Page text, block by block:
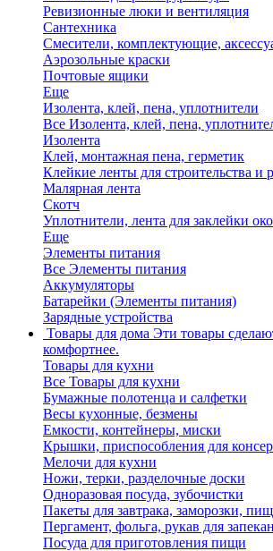
Ревизионные люки и вентиляция
Сантехника
Смесители, комплектующие,
Аэрозольные краски
Почтовые ящики
Еще
Изолента, клей, пена, уплотнители
Все Изолента, клей, пена,
Изолента
Клей, монтажная пена, герметик
Клейкие ленты для строительства и
Малярная лента
Скотч
Уплотнители, лента для заклейки
Еще
Элементы питания
Все Элементы питания
Аккумуляторы
Батарейки (Элементы питания)
Зарядные устройства
Товары для дома Эти товары
комфортнее.
Товары для кухни
Все Товары для кухни
Бумажные полотенца и салфетки
Весы кухонные, безмены
Емкости, контейнеры, миски
Крышки, приспособления для
Мелочи для кухни
Ножи, терки, разделочные доски
Одноразовая посуда, зубочистки
Пакеты для завтрака, заморозки,
Пергамент, фольга, рукав для
Посуда для приготовления пищи